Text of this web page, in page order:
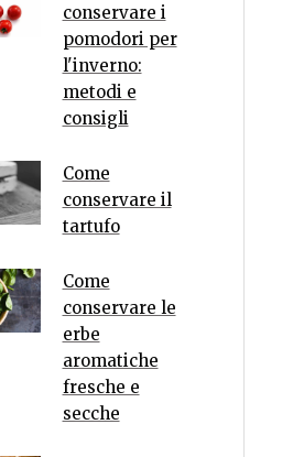
conservare i
pomodori per
l'inverno:
metodi e
consigli
Come
conservare il
tartufo
Come
conservare le
erbe
aromatiche
fresche e
secche